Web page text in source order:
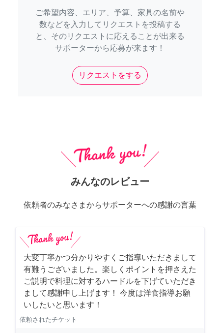
ご希望内容、エリア、予算、家具の名前や
数などを入力してリクエストを投稿する
と、そのリクエストに応えることが出来る
サポーターから応募が来ます！
リクエストをする
みんなのレビュー
依頼者のみなさまからサポーターへの感謝の言葉
大変丁寧かつ分かりやすくご指導いただきまして
有難うございました。楽しくポイントを押さえた
ご説明で料理に対するハードルを下げていただき
まして感謝申し上げます！ 今度は洋食指導お願
いしたいと思います！
依頼されたチケット